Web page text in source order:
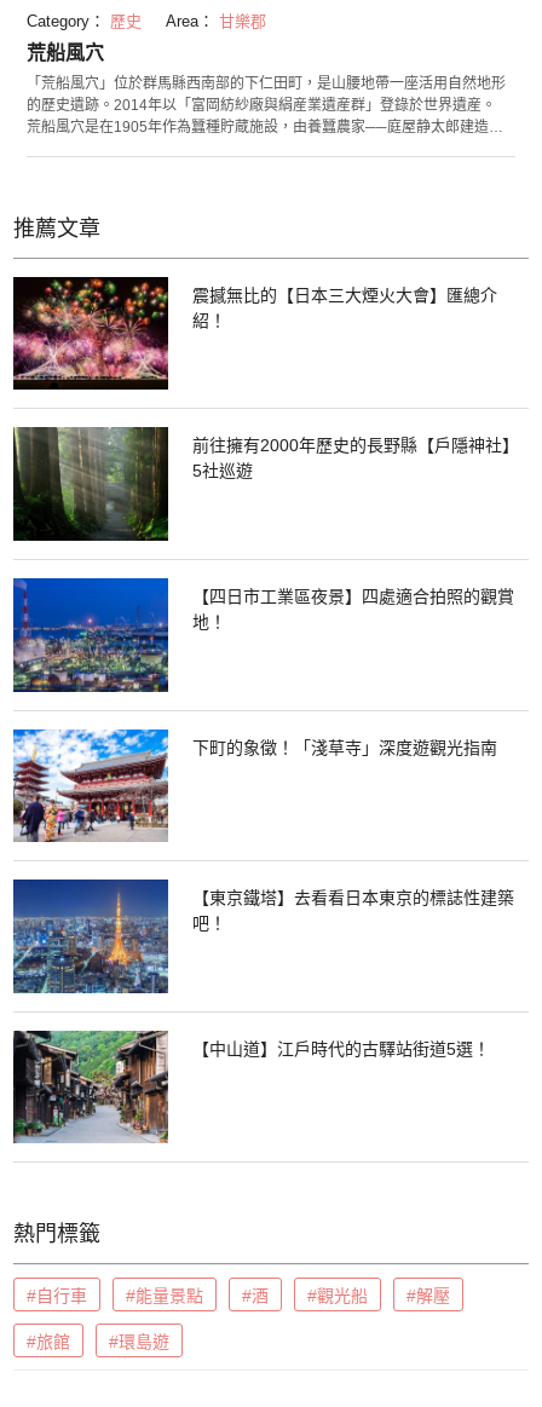
Category： 歷史 Area： 甘樂郡
荒船風穴
「荒船風穴」位於群馬縣西南部的下仁田町，是山腰地帶一座活用自然地形
的歷史遺跡。2014年以「富岡紡紗廠與絹産業遺産群」登錄於世界遺産。
荒船風穴是在1905年作為蠶種貯蔵施設，由養蠶農家──庭屋静太郎建造起
還有進行史料展示，各位也不妨前去一探究竟。
推薦文章
震撼無比的【日本三大煙火大會】匯總介
紹！
前往擁有2000年歷史的長野縣【戶隱神社】
5社巡遊
【四日市工業區夜景】四處適合拍照的觀賞
地！
下町的象徵！「淺草寺」深度遊觀光指南
【東京鐵塔】去看看日本東京的標誌性建築
吧！
【中山道】江戶時代的古驛站街道5選！
熱門標籤
#自行車 #能量景點 #酒 #觀光船 #解壓
#旅館 #環島遊